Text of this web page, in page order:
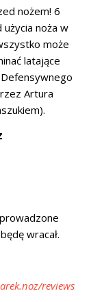
nożem! 6
noża w
może
latające
Artura
wracał.
reviews